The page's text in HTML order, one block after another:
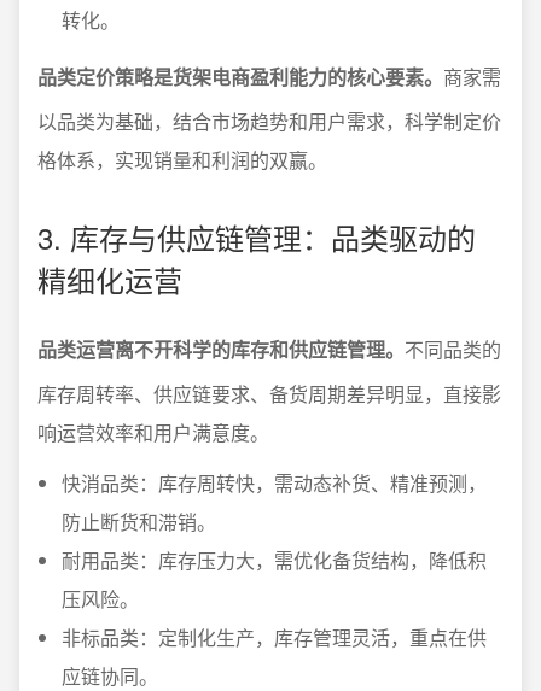
转化。
品类定价策略是货架电商盈利能力的核心要素。 商家需
以品类为基础，结合市场趋势和用户需求，科学制定价
格体系，实现销量和利润的双赢。
3. 库存与供应链管理：品类驱动的
精细化运营
品类运营离不开科学的库存和供应链管理。 不同品类的
库存周转率、供应链要求、备货周期差异明显，直接影
响运营效率和用户满意度。
快消品类：库存周转快，需动态补货、精准预测，
防止断货和滞销。
耐用品类：库存压力大，需优化备货结构，降低积
压风险。
非标品类：定制化生产，库存管理灵活，重点在供
应链协同。